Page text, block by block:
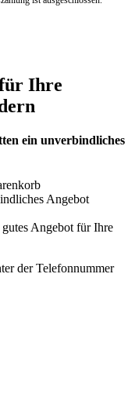
Ihre
ein unverbindliches
Angebot
Angebot für Ihre
der Telefonnummer